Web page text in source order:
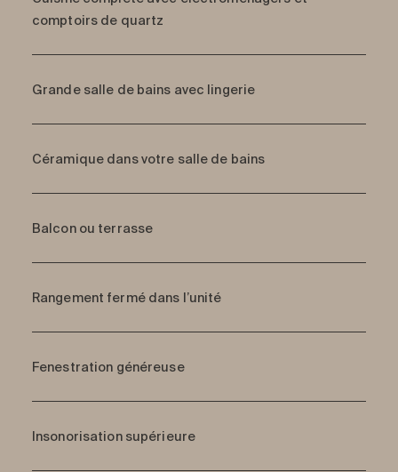
comptoirs de quartz
Grande salle de bains avec lingerie
Céramique dans votre salle de bains
Balcon ou terrasse
Rangement fermé dans l’unité
Fenestration généreuse
Insonorisation supérieure